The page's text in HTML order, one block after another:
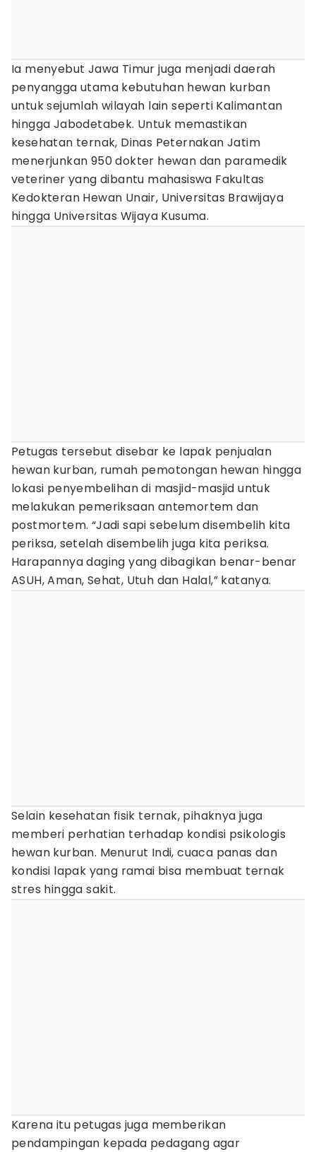
Ia menyebut Jawa Timur juga menjadi daerah
penyangga utama kebutuhan hewan kurban
untuk sejumlah wilayah lain seperti Kalimantan
hingga Jabodetabek. Untuk memastikan
kesehatan ternak, Dinas Peternakan Jatim
menerjunkan 950 dokter hewan dan paramedik
veteriner yang dibantu mahasiswa Fakultas
Kedokteran Hewan Unair, Universitas Brawijaya
hingga Universitas Wijaya Kusuma.
Petugas tersebut disebar ke lapak penjualan
hewan kurban, rumah pemotongan hewan hingga
lokasi penyembelihan di masjid-masjid untuk
melakukan pemeriksaan antemortem dan
postmortem. “Jadi sapi sebelum disembelih kita
periksa, setelah disembelih juga kita periksa.
Harapannya daging yang dibagikan benar-benar
ASUH, Aman, Sehat, Utuh dan Halal,” katanya.
Selain kesehatan fisik ternak, pihaknya juga
memberi perhatian terhadap kondisi psikologis
hewan kurban. Menurut Indi, cuaca panas dan
kondisi lapak yang ramai bisa membuat ternak
stres hingga sakit.
Karena itu petugas juga memberikan
pendampingan kepada pedagang agar